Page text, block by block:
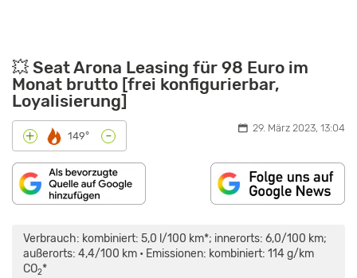
💥 Seat Arona Leasing für 98 Euro im
Monat brutto [frei konfigurierbar,
Loyalisierung]
+ 149° - 29. März 2023, 13:04
Verbrauch: kombiniert: 5,0 l/100 km*; innerorts: 6,0/100 km;
außerorts: 4,4/100 km • Emissionen: kombiniert: 114 g/km
CO2*
PLAYER“
VON
YOUTUBE
ANZEIGEN